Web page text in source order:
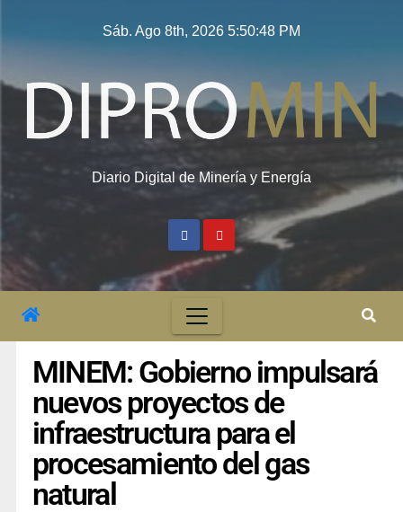
Sáb. Ago 8th, 2026 5:50:49 PM
Diario Digital de Minería y Energía
MINEM: Gobierno impulsará
nuevos proyectos de
infraestructura para el
procesamiento del gas
natural